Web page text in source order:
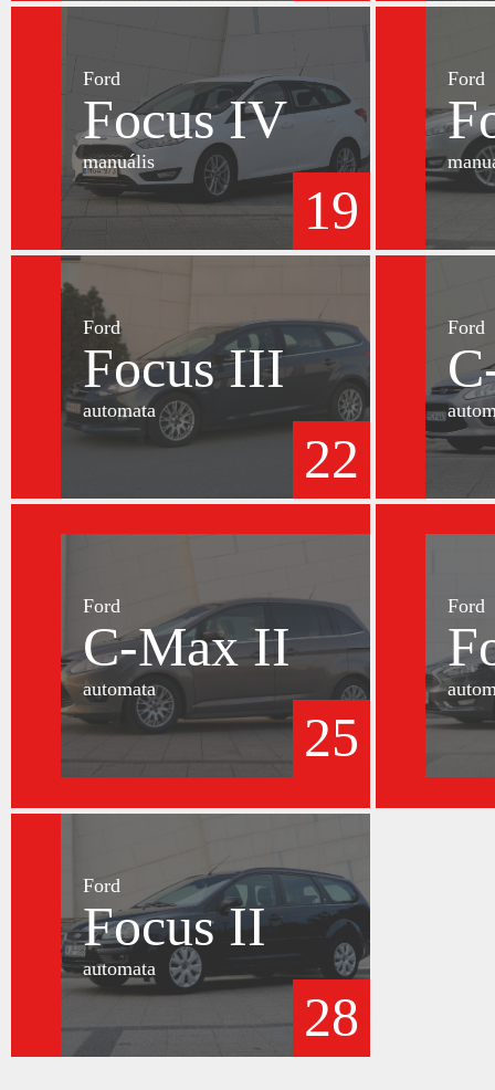
Ford
Focus IV
manuális
19
Ford
Ford
Focus III
automata
22
Ford
Ford
C-Max II
automata
25
Ford
Ford
Focus II
automata
28